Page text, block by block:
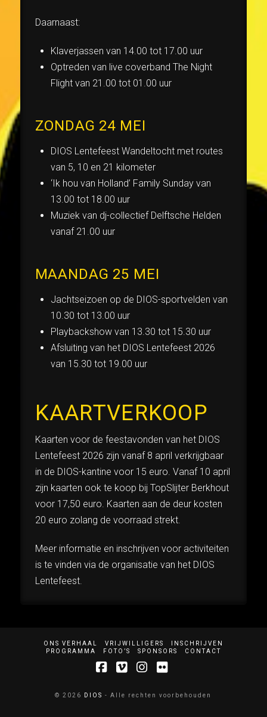
Daarnaast:
Klaverjassen van 14.00 tot 17.00 uur
Optreden van live coverband The Night
Flight van 21.00 tot 01.00 uur
ZONDAG 24 MEI
DIOS Lentefeest Wandeltocht met routes
van 5, 10 en 21 kilometer
‘Ik hou van Holland’ Family Sunday van
13.00 tot 18.00 uur
Muziek van dj-collectief Delftsche Helden
vanaf 21.00 uur
MAANDAG 25 MEI
Jachtseizoen op de DIOS-sportvelden van
10.30 tot 13.00 uur
Playbackshow van 13.30 tot 15.30 uur
Afsluiting van het DIOS Lentefeest 2026
van 15.30 tot 19.00 uur
KAARTVERKOOP
Kaarten voor de feestavonden van het DIOS
Lentefeest 2026 zijn vanaf 8 april verkrijgbaar
in de DIOS-kantine voor 15 euro. Vanaf 10 april
zijn kaarten ook te koop bij TopSlijter Berkhout
voor 17,50 euro. Kaarten aan de deur kosten
20 euro zolang de voorraad strekt.
Meer informatie en inschrijven voor activiteiten
is te vinden via de organisatie van het DIOS
Lentefeest.
ONS VERHAAL VRIJWILLIGERS
INSCHRIJVEN
PROGRAMMA
FOTO’S SPONSORS CONTACT
© 2026 DIOS - Alle rechten voorbehouden